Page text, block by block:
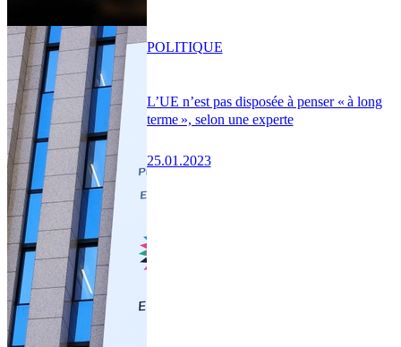
L’UE n’est pas disposée à penser « à long
terme », selon une experte
25.01.2023
POLITIQUE